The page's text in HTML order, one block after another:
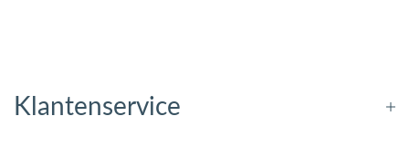
Klantenservice